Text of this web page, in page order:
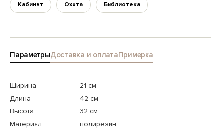
Кабинет Охота Библиотека
ПараметрыДоставка и оплатаПримерка
Ширина
21 см
Длина
42 см
Высота
32 см
Материал
полирезин